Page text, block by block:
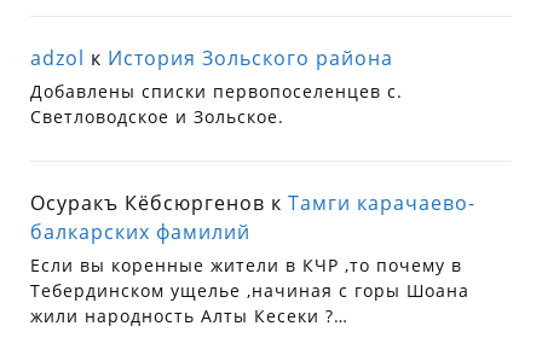
adzol к История Зольского района
Добавлены списки первопоселенцев с.
Светловодское и Зольское.
Осуракъ Кёбсюргенов кТамги карачаево-
балкарских фамилий
Если вы коренные жители в КЧР ,то почему в
Тебердинском ущелье ,начиная с горы Шоана
жили народность Алты Кесеки ?…